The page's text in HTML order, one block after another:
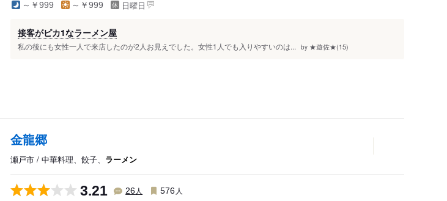
～￥999 ～￥999 日曜日
接客がピカ1なラーメン屋
私の後にも女性一人で来店したのが2人お見えでした。女性1人でも入りやすいのは... by ★遊佐★(15)
金龍郷
瀬戸市 / 中華料理、餃子、 ラーメン
3.21 26人 576 人